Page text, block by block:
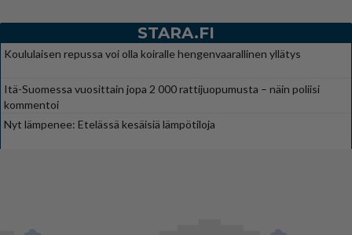
STARA.FI
Koululaisen repussa voi olla koiralle hengenvaarallinen yllätys
Itä-Suomessa vuosittain jopa 2 000 rattijuopumusta – näin poliisi
kommentoi
Nyt lämpenee: Etelässä kesäisiä lämpötiloja